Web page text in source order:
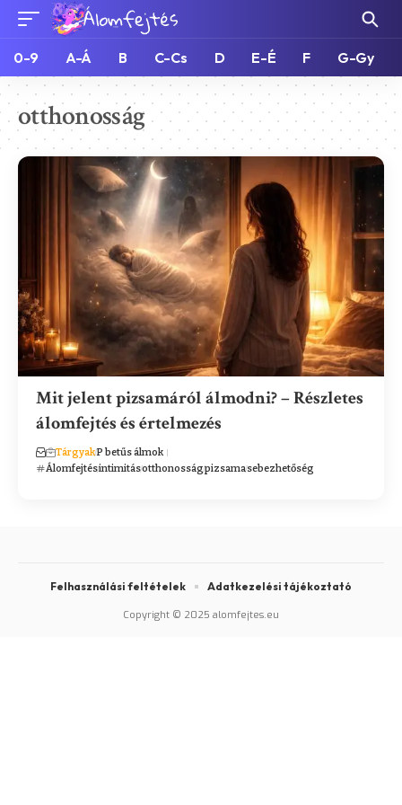
0-9 A-Á B C-Cs D E-É F G-Gy
otthonosság
Mit jelent pizsamáról álmodni? – Részletes
álomfejtés és értelmezés
TárgyakP betűs álmok
Álomfejtésintimitásotthonosságpizsamasebezhetőség
Copyright © 2025 alomfejtes.eu
Felhasználási feltételek Adatkezelési tájékoztató